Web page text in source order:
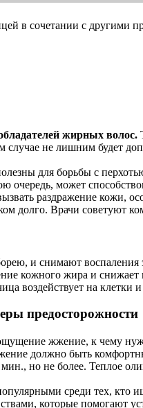
в сочетании с
жирных волос.
не лишним будет
для борьбы с
может
раздражение кожи,
долго. Врачи советуют
и снимают
кожного жира и
воздействует на
предосторожности
жжение, к чему
должно быть
но не более. Теплое
среди тех,
которые помогают